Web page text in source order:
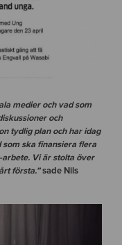
medier och vad som
och
tydlig plan och har idag
ska finansiera flera
Vi är stolta över
första.”sade Nils